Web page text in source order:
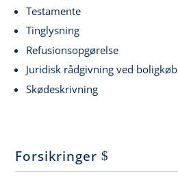
Testamente
Tinglysning
Refusionsopgørelse
Juridisk rådgivning ved boligkøb
Skødeskrivning
Forsikringer